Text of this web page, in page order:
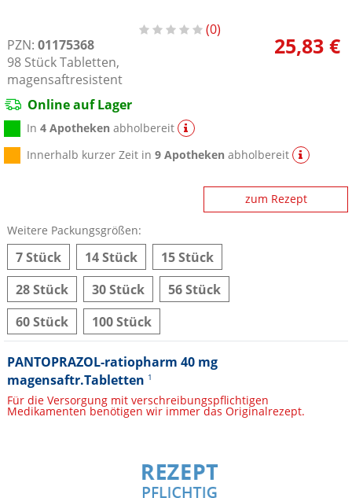
0
PZN: 01175368
98 Stück Tabletten,
magensaftresistent
25,83 €
Online auf Lager
In4 Apotheken abholbereit
Innerhalb kurzer Zeit in9 Apotheken abholbereit
zum Rezept
Weitere Packungsgrößen:
7 Stück 14 Stück
15 Stück
28 Stück
30 Stück
56 Stück
60 Stück
100 Stück
PANTOPRAZOL-ratiopharm 40 mg
magensaftr.Tabletten 1
Für die Versorgung mit verschreibungspflichtigen
Medikamenten benötigen wir immer das Originalrezept.